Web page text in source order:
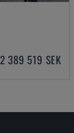
2 389 519 SEK